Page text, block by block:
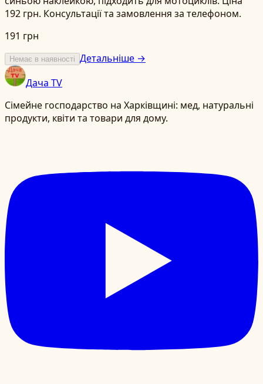
192 грн. Консультації та замовлення за телефоном.
191 грн
Немає в наявності Детальніше →
Дача TV
Сімейне господарство на Харківщині: мед, натуральні
продукти, квіти та товари для дому.